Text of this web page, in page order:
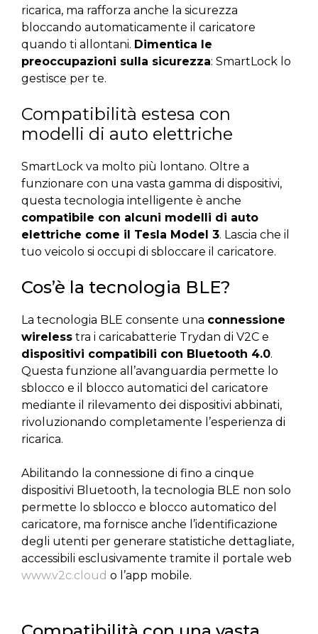
ricarica, ma rafforza anche la sicurezza
bloccando automaticamente il caricatore
quando ti allontani. Dimentica le
preoccupazioni sulla sicurezza: SmartLock lo
gestisce per te.
Compatibilità estesa con
modelli di auto elettriche
SmartLock va molto più lontano. Oltre a
funzionare con una vasta gamma di dispositivi,
questa tecnologia intelligente è anche
compatibile con alcuni modelli di auto
elettriche come il Tesla Model 3. Lascia che il
tuo veicolo si occupi di sbloccare il caricatore.
Cos’è la tecnologia BLE?
La tecnologia BLE consente una connessione
wireless tra i caricabatterie Trydan di V2C e
dispositivi compatibili con Bluetooth 4.0.
Questa funzione all’avanguardia permette lo
sblocco e il blocco automatici del caricatore
mediante il rilevamento dei dispositivi abbinati,
rivoluzionando completamente l’esperienza di
ricarica.
Abilitando la connessione di fino a cinque
dispositivi Bluetooth, la tecnologia BLE non solo
permette lo sblocco e blocco automatico del
caricatore, ma fornisce anche l’identificazione
degli utenti per generare statistiche dettagliate,
accessibili esclusivamente tramite il portale web
www.v2c.cloud o l’app mobile.